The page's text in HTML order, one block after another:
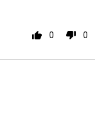
0 0